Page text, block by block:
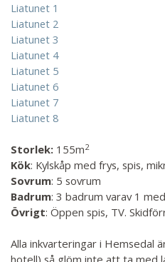
Liatunet 1
Liatunet 2
Liatunet 3
Liatunet 4
Liatunet 5
Liatunet 6
Liatunet 7
Liatunet 8
Storlek: 155m2
Kök: Kylskåp med frys, spis,
Sovrum: 5 sovrum
Badrum: 3 badrum varav 1
Övrigt: Öppen spis, TV.
Alla inkvarteringar i Hemsedal